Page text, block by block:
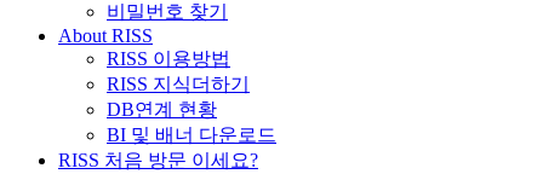
비밀번호 찾기
About RISS
RISS 이용방법
RISS 지식더하기
DB연계 현황
BI 및 배너 다운로드
RISS 처음 방문 이세요?